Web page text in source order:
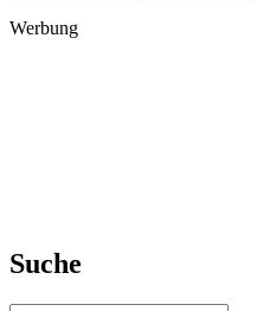
Werbung
Suche